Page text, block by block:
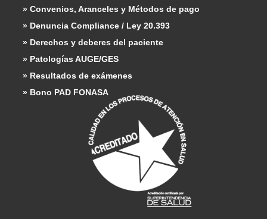
» Convenios, Aranceles y Métodos de pago
» Denuncia Compliance / Ley 20.393
» Derechos y deberes del paciente
» Patologías AUGE/GES
» Resultados de exámenes
» Bono PAD FONASA